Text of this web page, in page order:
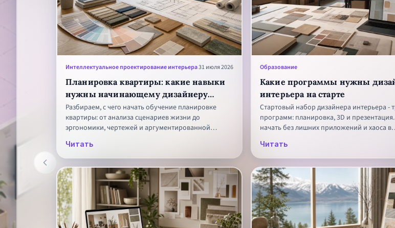
Интеллектуальное проектирование интерьера31 июля 2026
Планировка квартиры: какие навыки
нужны начинающему дизайнеру
интерьера
Разбираем, с чего начать обучение планировке
квартиры: от анализа сценариев жизни до
эргономики, чертежей и аргументированной
Читать
Образование
Какие программы нужны
интерьера на старте
Стартовый набор дизайнера интерьера -
программ: планировка, 3D и презентация.
начать без лишних приложений и хаоса в
Читать